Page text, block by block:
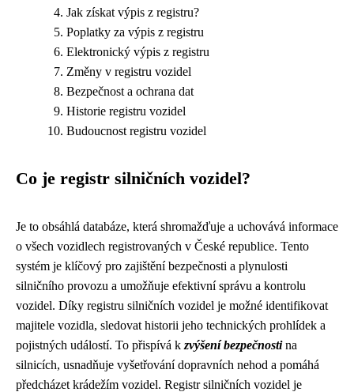
Jak získat výpis z registru?
Poplatky za výpis z registru
Elektronický výpis z registru
Změny v registru vozidel
Bezpečnost a ochrana dat
Historie registru vozidel
Budoucnost registru vozidel
Co je registr silničních vozidel?
Je to obsáhlá databáze, která shromažďuje a uchovává informace
o všech vozidlech registrovaných v České republice. Tento
systém je klíčový pro zajištění bezpečnosti a plynulosti
silničního provozu a umožňuje efektivní správu a kontrolu
vozidel. Díky registru silničních vozidel je možné identifikovat
majitele vozidla, sledovat historii jeho technických prohlídek a
pojistných událostí. To přispívá k zvýšení bezpečnostina
silnicích, usnadňuje vyšetřování dopravních nehod a pomáhá
předcházet krádežím vozidel. Registr silničních vozidel je